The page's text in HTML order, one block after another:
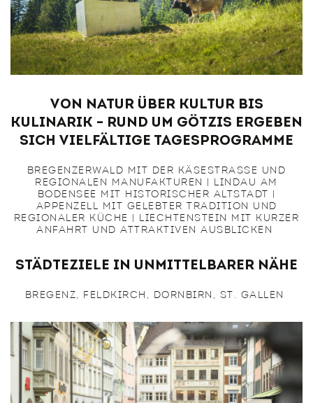
Von Natur über Kultur bis
Kulinarik – rund um Götzis ergeben
sich vielfältige Tagesprogramme
BREGENZERWALD MIT DER KÄSESTRASSE UND R
EGIONALEN MANUFAKTUREN | LINDAU AM B
ODENSEE MIT HISTORISCHER ALTSTADT | A
PPENZELL MIT GELEBTER TRADITION UND R
EGIONALER KÜCHE | LIECHTENSTEIN MIT KURZER A
NFAHRT UND ATTRAKTIVEN AUSBLICKEN
Städteziele in unmittelbarer Nähe
BREGENZ, FELDKIRCH, DORNBIRN, ST. GALLEN